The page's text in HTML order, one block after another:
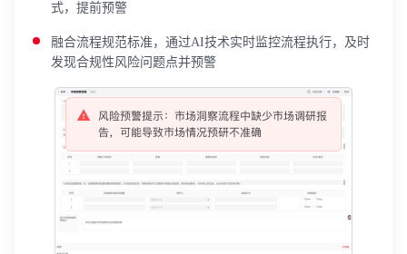
式，提前预警
融合流程规范标准，通过AI技术实时监控流程执行，及时
发现合规性风险问题点并预警